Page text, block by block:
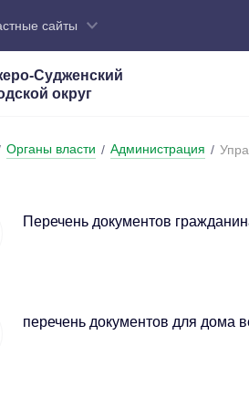
сайты
Судженский
округ
Устав
Органы власти / Администрация /
Перечень документов
перечень документов для дома